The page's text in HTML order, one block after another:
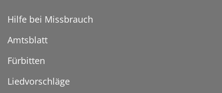
Hilfe bei Missbrauch
Amtsblatt
Fürbitten
Liedvorschläge